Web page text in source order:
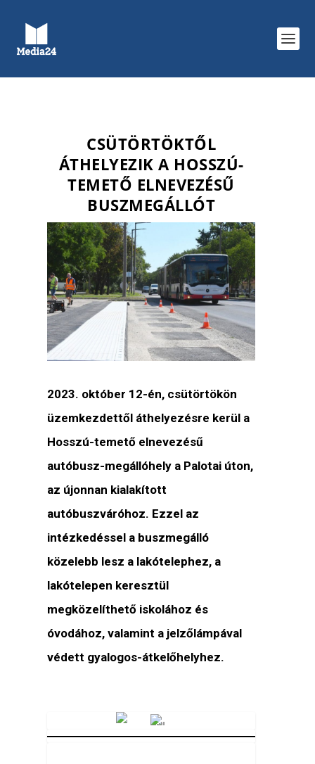
CSÜTÖRTÖKTŐL
ÁTHELYEZIK A HOSSZÚ-
TEMETŐ ELNEVEZÉSŰ
BUSZMEGÁLLÓT
2023. október 12-én, csütörtökön
üzemkezdettől áthelyezésre kerül a
Hosszú-temető elnevezésű
autóbusz-megállóhely a Palotai úton,
az újonnan kialakított
autóbuszváróhoz. Ezzel az
intézkedéssel a buszmegálló
közelebb lesz a lakótelephez, a
lakótelepen keresztül
megközelíthető iskolához és
óvodához, valamint a jelzőlámpával
védett gyalogos-átkelőhelyhez.